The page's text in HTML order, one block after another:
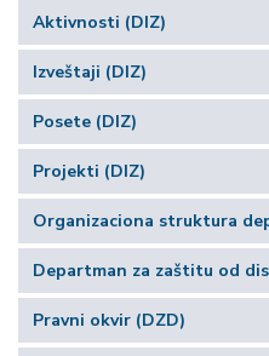
Aktivnosti (DIZ)
Izveštaji (DIZ)
Posete (DIZ)
Projekti (DIZ)
Organizaciona struktura
Departman za zaštitu od
Pravni okvir (DZD)